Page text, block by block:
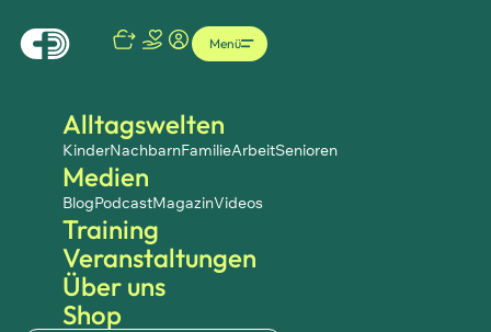
Alltagswelten
KinderNachbarnFamilieArbeitSenioren
Medien
BlogPodcastMagazinVideos
Training
Veranstaltungen
Über uns
Shop
Menü